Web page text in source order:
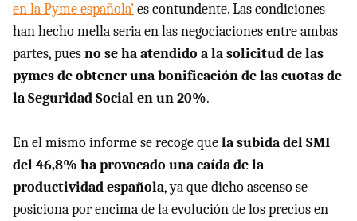
en la Pyme española’es contundente. Las condiciones
han hecho mella seria en las negociaciones entre ambas
partes, puesno se ha atendido a la solicitud de las
pymes de obtener una bonificación de las cuotas de
la Seguridad Social en un 20%.
En el mismo informe se recoge quela subida del SMI
del 46,8% ha provocado una caída de la
productividad española, ya que dicho ascenso se
posiciona por encima de la evolución de los precios en